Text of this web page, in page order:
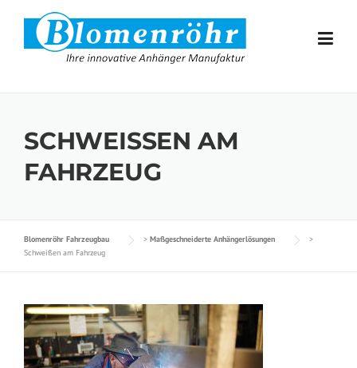
Skip to content
SCHWEISSEN AM F
AHRZEUG
Blomenröhr Fahrzeugbau > Maßgeschneiderte Anhängerlösungen
>
Schweißen am Fahrzeug